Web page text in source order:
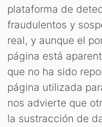
plataforma de
fraudulentos y
real, y aunque el
página está
que no ha sido
página utilizada
nos advierte que
la sustracción de